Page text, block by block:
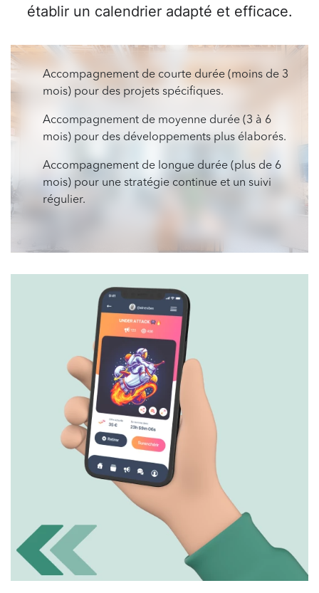
établir un calendrier adapté et efficace.
Accompagnement de courte durée (moins de 3
mois) pour des projets spécifiques.
Accompagnement de moyenne durée (3 à 6
mois) pour des développements plus élaborés.
Accompagnement de longue durée (plus de 6
mois) pour une stratégie continue et un suivi
régulier.